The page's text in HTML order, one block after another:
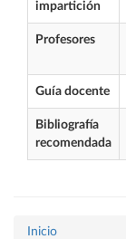
impartición
Profesores
Guía docente
Bibliografía
recomendada
Inicio